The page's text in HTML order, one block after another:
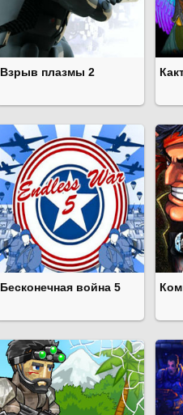
Взрыв плазмы 2
Бесконечная война 5